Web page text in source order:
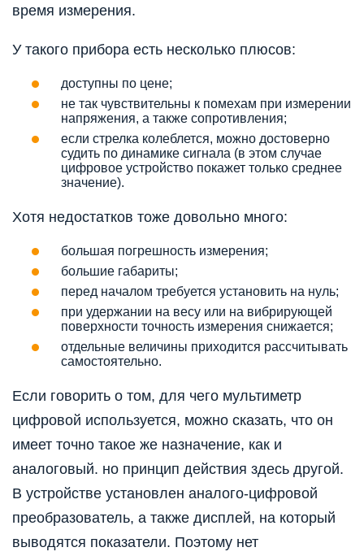
время измерения.
У такого прибора есть несколько плюсов:
доступны по цене;
не так чувствительны к помехам при измерении
напряжения, а также сопротивления;
если стрелка колеблется, можно достоверно
судить по динамике сигнала (в этом случае
цифровое устройство покажет только среднее
значение).
Хотя недостатков тоже довольно много:
большая погрешность измерения;
большие габариты;
перед началом требуется установить на нуль;
при удержании на весу или на вибрирующей
поверхности точность измерения снижается;
отдельные величины приходится рассчитывать
самостоятельно.
Если говорить о том, для чего мультиметр
цифровой используется, можно сказать, что он
имеет точно такое же назначение, как и
аналоговый. но принцип действия здесь другой.
В устройстве установлен аналого-цифровой
преобразователь, а также дисплей, на который
выводятся показатели. Поэтому нет